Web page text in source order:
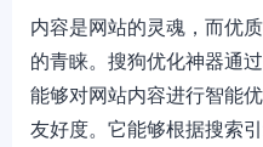
内容是网站的灵魂，而优
的青睐。搜狗优化神器通
能够对网站内容进行智能
友好度。它能够根据搜索